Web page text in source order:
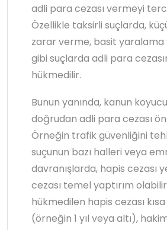
adli para cezası vermeyi
Özellikle taksirli suçlarda,
zarar verme, basit
gibi suçlarda adli para
hükmedilir.
Bunun yanında, kanun
doğrudan adli para cezası
Örneğin trafik güvenliğini
suçunun bazı halleri veya
davranışlarda, hapis cezası
cezası temel yaptırım
hükmedilen hapis cezası
(örneğin 1 yıl veya altı),